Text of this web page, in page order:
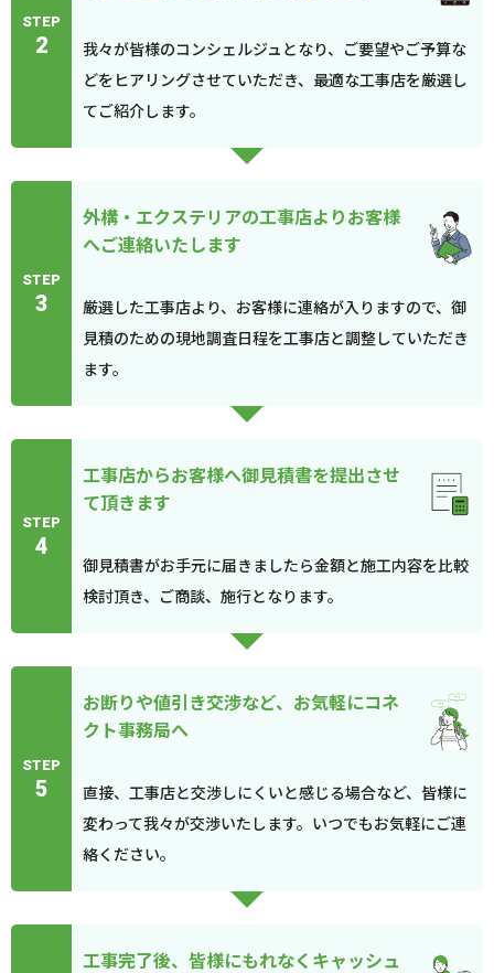
STEP
2
我々が皆様のコンシェルジュとなり、ご要望やご予算な
どをヒアリングさせていただき、最適な工事店を厳選し
てご紹介します。
STEP
3
外構・エクステリアの工事店よりお客様
へご連絡いたします
厳選した工事店より、お客様に連絡が入りますので、御
見積のための現地調査日程を工事店と調整していただき
ます。
STEP
4
工事店からお客様へ御見積書を提出させ
て頂きます
御見積書がお手元に届きましたら金額と施工内容を比較
検討頂き、ご商談、施行となります。
STEP
5
お断りや値引き交渉など、お気軽にコネ
クト事務局へ
直接、工事店と交渉しにくいと感じる場合など、皆様に
変わって我々が交渉いたします。いつでもお気軽にご連
絡ください。
工事完了後、皆様にもれなくキャッシュ